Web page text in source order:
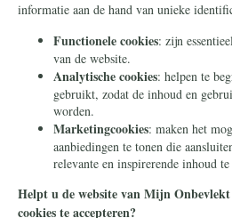
Eenmalig
Maandelijks
Periodiek
Nalaten
Zelf overschrijven